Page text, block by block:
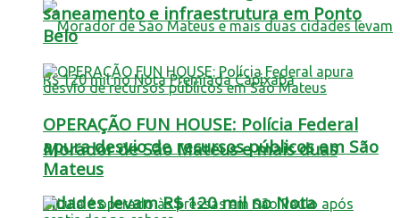
Morador de São Mateus e mais duas
cidades levam R$ 120 mil no Nota
saneamento e infraestrutura em Ponto
Belo
OPERAÇÃO FUN HOUSE: Polícia Federal
apura desvio de recursos públicos em São
Mateus